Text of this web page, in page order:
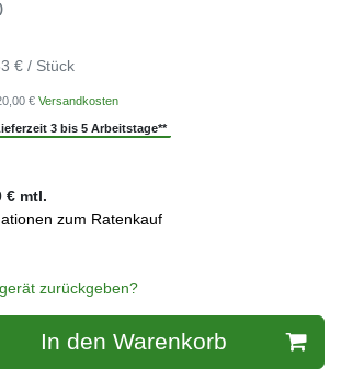
€ / Stück
€ Versandkosten
3 bis 5 Arbeitstage**
€ mtl.
zum Ratenkauf
zurückgeben?
In den Warenkorb